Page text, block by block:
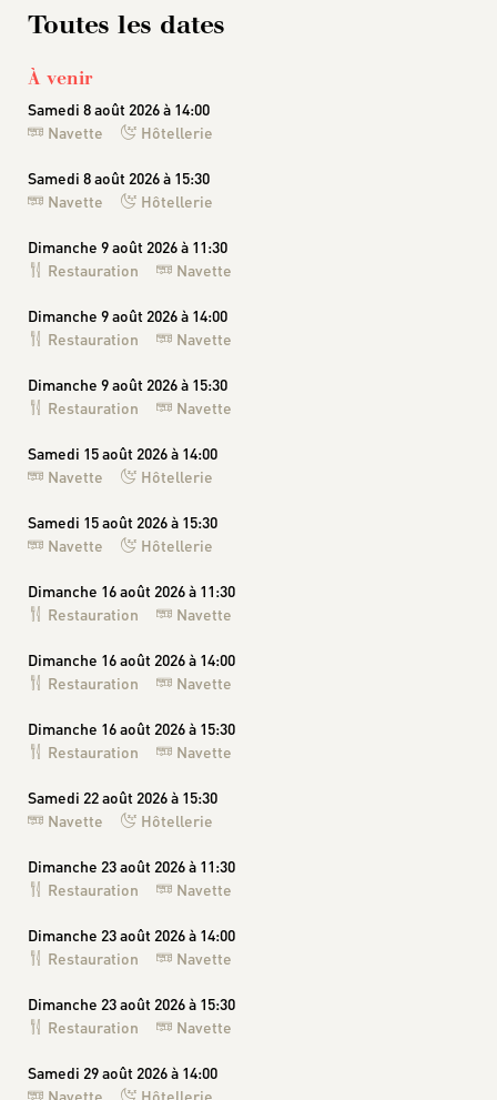
Toutes les dates
À venir
Samedi 8 août 2026 à 14:00
Navette
Hôtellerie
Samedi 8 août 2026 à 15:30
Navette
Hôtellerie
Dimanche 9 août 2026 à 11:30
Restauration
Navette
Dimanche 9 août 2026 à 14:00
Restauration
Navette
Dimanche 9 août 2026 à 15:30
Restauration
Navette
Samedi 15 août 2026 à 14:00
Navette
Hôtellerie
Samedi 15 août 2026 à 15:30
Navette
Hôtellerie
Dimanche 16 août 2026 à 11:30
Restauration
Navette
Dimanche 16 août 2026 à 14:00
Restauration
Navette
Dimanche 16 août 2026 à 15:30
Restauration
Navette
Samedi 22 août 2026 à 15:30
Navette
Hôtellerie
Dimanche 23 août 2026 à 11:30
Restauration
Navette
Dimanche 23 août 2026 à 14:00
Restauration
Navette
Dimanche 23 août 2026 à 15:30
Restauration
Navette
Samedi 29 août 2026 à 14:00
Navette
Hôtellerie